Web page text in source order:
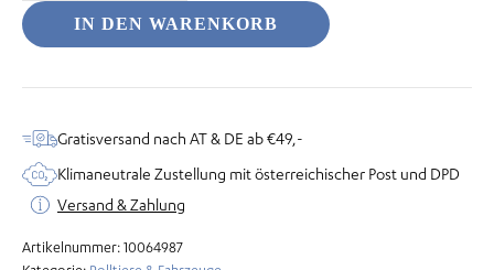
aus
Holz
Menge
IN DEN WARENKORB
Gratisversand nach AT & DE ab €49,-
Klimaneutrale Zustellung mit österreichischer Post und DPD
Versand & Zahlung
Artikelnummer:10064987